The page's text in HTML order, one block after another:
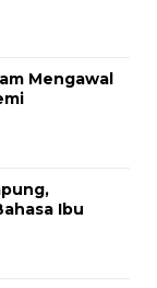
Mengawal
Ibu